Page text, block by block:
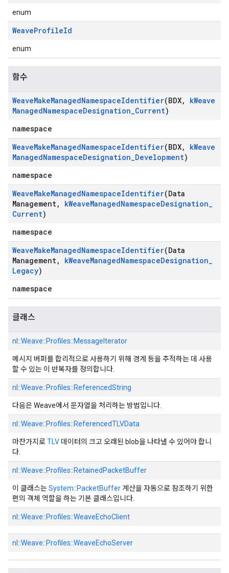
enum
WeaveProfileId
enum
함수
WeaveMakeManagedNamespaceIdentifier(BDX, kWeave
ManagedNamespaceDesignation_Current)
namespace
WeaveMakeManagedNamespaceIdentifier(BDX, kWeave
ManagedNamespaceDesignation_Development)
namespace
WeaveMakeManagedNamespaceIdentifier(Data
Management, kWeaveManagedNamespaceDesignation_
Current)
namespace
WeaveMakeManagedNamespaceIdentifier(Data
Management, kWeaveManagedNamespaceDesignation_
Legacy)
namespace
클래스
nl::Weave::Profiles::MessageIterator
메시지 버퍼를 합리적으로 사용하기 위해 경계 등을 추적하는 데 사용
할 수 있는 이 반복자를 정의합니다.
nl::Weave::Profiles::ReferencedString
다음은 Weave에서 문자열을 처리하는 방법입니다.
nl::Weave::Profiles::ReferencedTLVData
마찬가지로TLV 데이터의 크고 오래된 blob을 나타낼 수 있어야 합니
다.
nl::Weave::Profiles::RetainedPacketBuffer
이 클래스는System::PacketBuffer 계산을 자동으로 참조하기 위한
편의 객체 역할을 하는 기본 클래스입니다.
nl::Weave::Profiles::WeaveEchoClient
nl::Weave::Profiles::WeaveEchoServer